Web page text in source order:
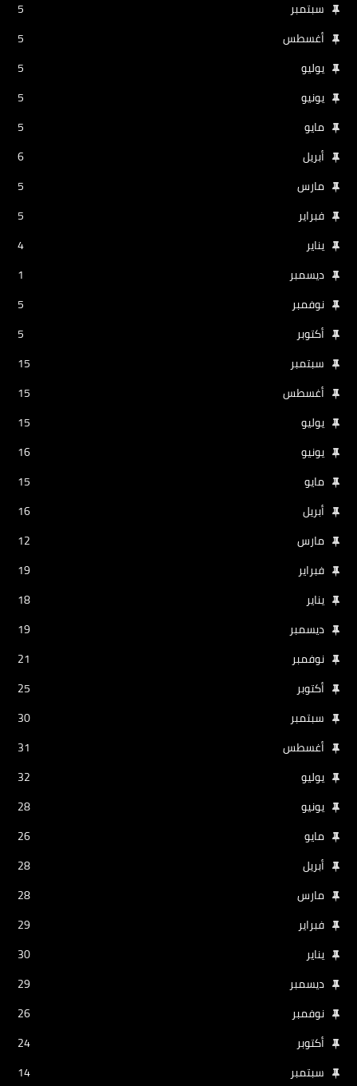
سبتمبر
5
أغسطس
5
يوليو
5
يونيو
5
مايو
5
أبريل
6
مارس
5
فبراير
5
يناير
4
ديسمبر
1
نوفمبر
5
أكتوبر
5
سبتمبر
15
أغسطس
15
يوليو
15
يونيو
16
مايو
15
أبريل
16
مارس
12
فبراير
19
يناير
18
ديسمبر
19
نوفمبر
21
أكتوبر
25
سبتمبر
30
أغسطس
31
يوليو
32
يونيو
28
مايو
26
أبريل
28
مارس
28
فبراير
29
يناير
30
ديسمبر
29
نوفمبر
26
أكتوبر
24
سبتمبر
14